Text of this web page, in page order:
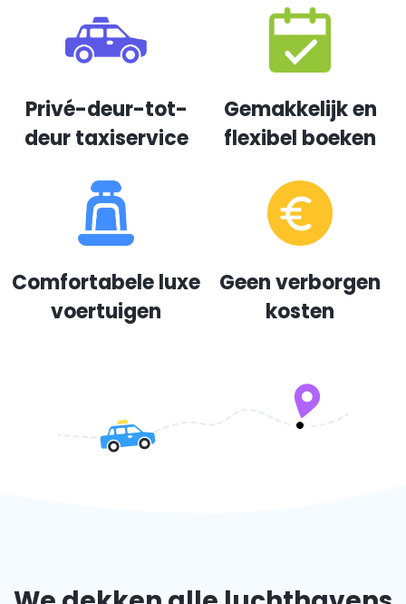
Privé-deur-tot-
deur taxiservice
Gemakkelijk en
flexibel boeken
Comfortabele luxe
voertuigen
Geen verborgen
kosten